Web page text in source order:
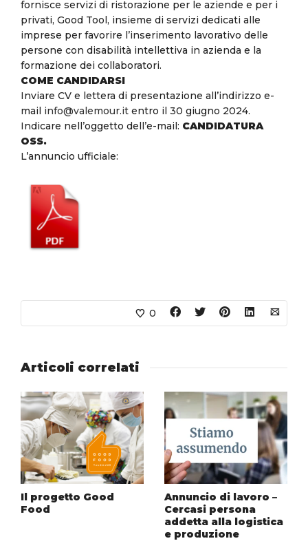
fornisce servizi di ristorazione per le aziende e per i
privati, Good Tool, insieme di servizi dedicati alle
imprese per favorire l’inserimento lavorativo delle
persone con disabilità intellettiva in azienda e la
formazione dei collaboratori.
COME CANDIDARSI
Inviare CV e lettera di presentazione all’indirizzo e-
mail info@valemour.it entro il 30 giugno 2024.
Indicare nell’oggetto dell’e-mail: CANDIDATURA
OSS.
L’annuncio ufficiale:
0
Articoli correlati
Il progetto Good
Food
Annuncio di lavoro –
Cercasi persona
addetta alla logistica
e produzione